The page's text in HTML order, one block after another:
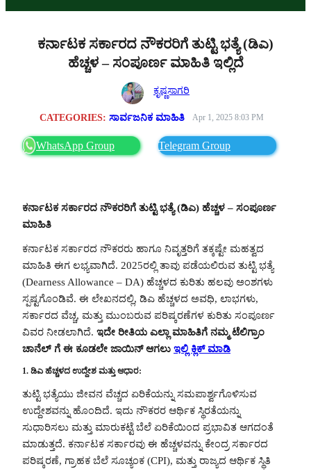
ಕರ್ನಾಟಕ ಸರ್ಕಾರದ ನೌಕರರಿಗೆ ತುಟ್ಟಿ ಭತ್ಯೆ (ಡಿಎ)
ಹೆಚ್ಚಳ – ಸಂಪೂರ್ಣ ಮಾಹಿತಿ ಇಲ್ಲಿದೆ
ಕೃಷ್ಣಸಾಗರಿ
CATEGORIES:ಸಾರ್ವಜನಿಕ ಮಾಹಿತಿ Apr 1, 2025 8:03 PM
WhatsApp Group Telegram Group
ಕರ್ನಾಟಕ ಸರ್ಕಾರದ ನೌಕರರಿಗೆ ತುಟ್ಟಿ ಭತ್ಯೆ (ಡಿಎ) ಹೆಚ್ಚಳ – ಸಂಪೂರ್ಣ
ಮಾಹಿತಿ
ಕರ್ನಾಟಕ ಸರ್ಕಾರದ ನೌಕರರು ಹಾಗೂ ನಿವೃತ್ತರಿಗೆ ತಕ್ಕಷ್ಟೇ ಮಹತ್ವದ
ಮಾಹಿತಿ ಈಗ ಲಭ್ಯವಾಗಿದೆ. 2025ರಲ್ಲಿ ತಾವು ಪಡೆಯಲಿರುವ ತುಟ್ಟಿ ಭತ್ಯೆ
(Dearness Allowance – DA) ಹೆಚ್ಚಳದ ಕುರಿತು ಹಲವು ಅಂಶಗಳು
ಸ್ಪಷ್ಟಗೊಂಡಿವೆ. ಈ ಲೇಖನದಲ್ಲಿ, ಡಿಎ ಹೆಚ್ಚಳದ ಅವಧಿ, ಲಾಭಗಳು,
ಸರ್ಕಾರದ ವೆಚ್ಚ, ಮತ್ತು ಮುಂಬರುವ ಪರಿಷ್ಕರಣೆಗಳ ಕುರಿತು ಸಂಪೂರ್ಣ
ವಿವರ ನೀಡಲಾಗಿದೆ. ಇದೇ ರೀತಿಯ ಎಲ್ಲಾ ಮಾಹಿತಿಗೆ ನಮ್ಮ ಟೆಲಿಗ್ರಾಂ
ಚಾನೆಲ್ ಗೆ ಈ ಕೂಡಲೇ ಜಾಯಿನ್ ಆಗಲು ಇಲ್ಲಿ ಕ್ಲಿಕ್ ಮಾಡಿ
1. ಡಿಎ ಹೆಚ್ಚಳದ ಉದ್ದೇಶ ಮತ್ತು ಆಧಾರ:
ತುಟ್ಟಿ ಭತ್ಯೆಯು ಜೀವನ ವೆಚ್ಚದ ಏರಿಕೆಯನ್ನು ಸಮಪಾರ್ಶ್ವಗೊಳಿಸುವ
ಉದ್ದೇಶವನ್ನು ಹೊಂದಿದೆ. ಇದು ನೌಕರರ ಆರ್ಥಿಕ ಸ್ಥಿರತೆಯನ್ನು
ಸುಧಾರಿಸಲು ಮತ್ತು ಮಾರುಕಟ್ಟೆ ಬೆಲೆ ಏರಿಕೆಯಿಂದ ಪ್ರಭಾವಿತ ಆಗದಂತೆ
ಮಾಡುತ್ತದೆ. ಕರ್ನಾಟಕ ಸರ್ಕಾರವು ಈ ಹೆಚ್ಚಳವನ್ನು ಕೇಂದ್ರ ಸರ್ಕಾರದ
ಪರಿಷ್ಕರಣೆ, ಗ್ರಾಹಕ ಬೆಲೆ ಸೂಚ್ಯಂಕ (CPI), ಮತ್ತು ರಾಜ್ಯದ ಆರ್ಥಿಕ ಸ್ಥಿತಿ